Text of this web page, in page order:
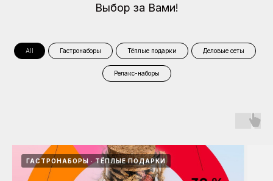
Выбор за Вами!
All Гастронаборы Тёплые подарки Деловые сеты
Релакс-наборы
ГАСТРОНАБОРЫ ТЁПЛЫЕ ПОДАРКИ